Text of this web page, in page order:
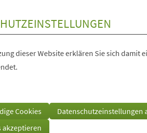
dieser Website erklären Sie sich damit
Cookies
Datenschutzeinstellungen
akzeptieren